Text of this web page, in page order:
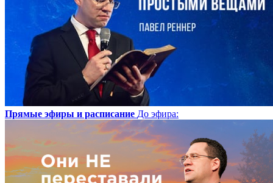
Прямые эфиры и расписание До эфира: